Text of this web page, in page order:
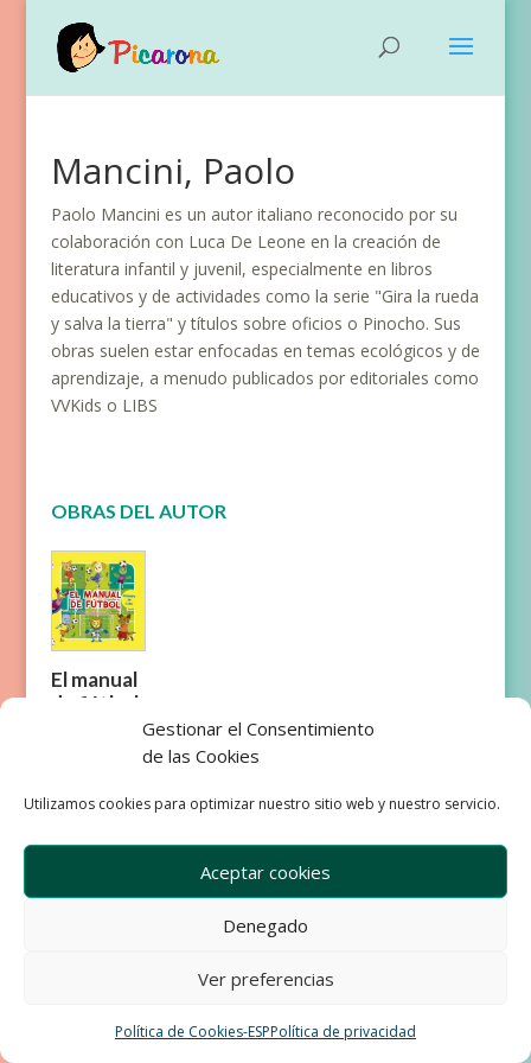
Gestionar el Consentimiento
de las Cookies
Utilizamos cookies para optimizar nuestro sitio web y nuestro servicio.
Aceptar cookies
Denegado
Ver preferencias
Política de Cookies-ESPPolítica de privacidad
Mancini, Paolo
Paolo Mancini es un autor italiano reconocido por su
colaboración con Luca De Leone en la creación de
literatura infantil y juvenil, especialmente en libros
educativos y de actividades como la serie "Gira la rueda
y salva la tierra" y títulos sobre oficios o Pinocho. Sus
obras suelen estar enfocadas en temas ecológicos y de
aprendizaje, a menudo publicados por editoriales como
VVKids o LIBS
OBRAS DEL AUTOR
El manual
de fútbol
Empresa
Aviso Legal
Política de privacidad
Política de Cookies
Development & Design by Ixole